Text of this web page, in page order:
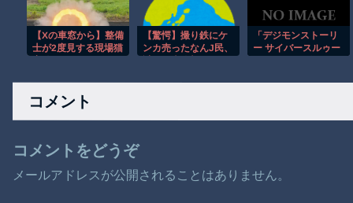
【Xの車窓から】整備
士が2度見する現場猫
【驚愕】撮り鉄にケ
ンカ売ったなんJ民、
「デジモンストーリ
ー サイバースルゥー
本向けに配信開始。
コメント
コメントをどうぞ
メールアドレスが公開されることはありません。